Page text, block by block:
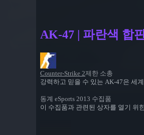
AK-47 | 파란색 합
Counter-Strike 2제한 소총
강력하고 믿을 수 있는 AK-47은 세
동계 eSports 2013 수집품
이 수집품과 관련된 상자를 열기 위